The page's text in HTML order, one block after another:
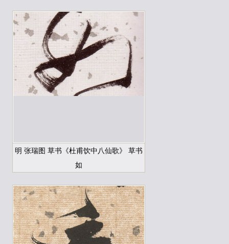
明 张瑞图 草书《杜甫饮中八仙歌》 草书
如